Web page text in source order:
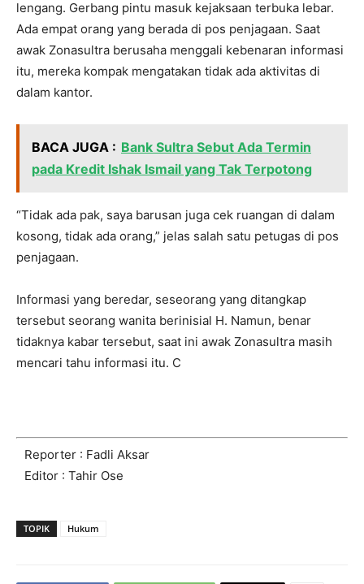
lengang. Gerbang pintu masuk kejaksaan terbuka lebar.
Ada empat orang yang berada di pos penjagaan. Saat
awak Zonasultra berusaha menggali kebenaran informasi
itu, mereka kompak mengatakan tidak ada aktivitas di
dalam kantor.
BACA JUGA : Bank Sultra Sebut Ada Termin
pada Kredit Ishak Ismail yang Tak Terpotong
“Tidak ada pak, saya barusan juga cek ruangan di dalam
kosong, tidak ada orang,” jelas salah satu petugas di pos
penjagaan.
Informasi yang beredar, seseorang yang ditangkap
tersebut seorang wanita berinisial H. Namun, benar
tidaknya kabar tersebut, saat ini awak Zonasultra masih
mencari tahu informasi itu. C
Reporter : Fadli Aksar
Editor : Tahir Ose
TOPIK Hukum